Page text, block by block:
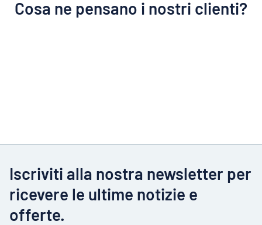
Cosa ne pensano i nostri clienti?
Iscriviti alla nostra newsletter per
ricevere le ultime notizie e
offerte.